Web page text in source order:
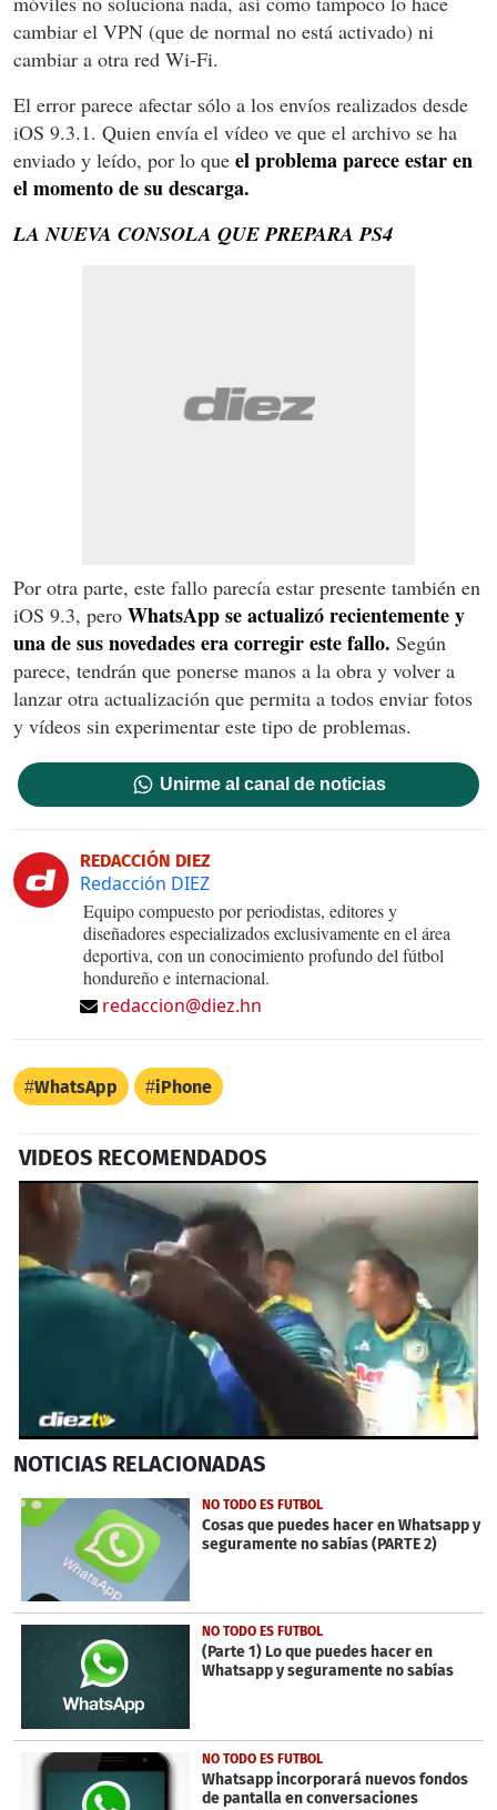
cambiar el VPN (que de normal no está activado) ni
cambiar a otra red Wi-Fi.
El error parece afectar sólo a los envíos realizados desde
iOS 9.3.1. Quien envía el vídeo ve que el archivo se ha
enviado y leído, por lo que el problema parece estar en
el momento de su descarga.
LA NUEVA CONSOLA QUE PREPARA PS4
Por otra parte, este fallo parecía estar presente también en
iOS 9.3, pero WhatsApp se actualizó recientemente y
una de sus novedades era corregir este fallo. Según
parece, tendrán que ponerse manos a la obra y volver a
lanzar otra actualización que permita a todos enviar fotos
y vídeos sin experimentar este tipo de problemas.
Unirme al canal de noticias
REDACCIÓN DIEZ
Redacción DIEZ
Equipo compuesto por periodistas, editores y
diseñadores especializados exclusivamente en el área
deportiva, con un conocimiento profundo del fútbol
hondureño e internacional.
redaccion@diez.hn
WhatsApp iPhone
VIDEOS RECOMENDADOS
seconds
33
seconds
NOTICIAS RELACIONADAS
NO TODO ES FUTBOL
Cosas que puedes hacer en Whatsapp y
seguramente no sabías (PARTE 2)
NO TODO ES FUTBOL
(Parte 1) Lo que puedes hacer en
Whatsapp y seguramente no sabías
NO TODO ES FUTBOL
Whatsapp incorporará nuevos fondos
de pantalla en conversaciones